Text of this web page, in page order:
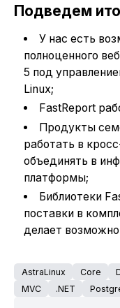
Подведем
У нас есть
полноценного
5 под
Linux;
FastReport
Продукты
работать в
объединять в
платформы;
Библиотеки
поставки в
делает
AstraLinux Core
MVC
.NET